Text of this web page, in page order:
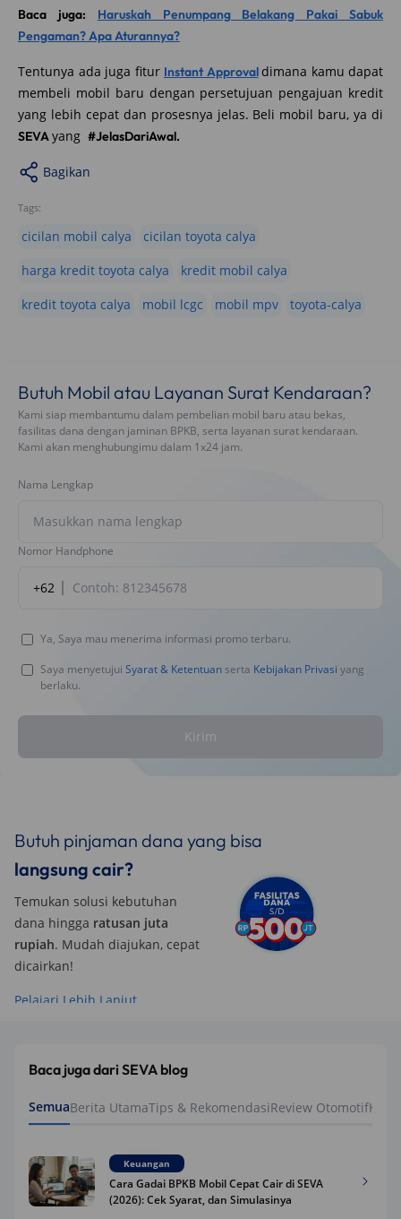
Baca juga: Haruskah Penumpang Belakang Pakai Sabuk
Pengaman? Apa Aturannya?
Tentunya ada juga fitur Instant Approvaldimana kamu dapat
membeli mobil baru dengan persetujuan pengajuan kredit
yang lebih cepat dan prosesnya jelas. Beli mobil baru, ya di
SEVAyang #JelasDariAwal.
Bagikan
Tags:
cicilan mobil calya
cicilan toyota calya
harga kredit toyota calya
kredit mobil calya
kredit toyota calya
mobil lcgc mobil mpv toyota-calya
Butuh Mobil atau Layanan Surat Kendaraan?
Kami siap membantumu dalam pembelian mobil baru atau bekas,
fasilitas dana dengan jaminan BPKB, serta layanan surat kendaraan.
Kami akan menghubungimu dalam 1x24 jam.
Nama Lengkap
Nomor Handphone
+62
Ya, Saya mau menerima informasi promo terbaru.
Saya menyetujui Syarat & Ketentuan serta Kebijakan Privasi yang
berlaku.
Kirim
Butuh pinjaman dana yang bisa
langsung cair?
Temukan solusi kebutuhan
dana hingga ratusan juta
rupiah. Mudah diajukan, cepat
dicairkan!
Pelajari Lebih Lanjut
Baca juga dari SEVA blog
SemuaBerita UtamaTips & RekomendasiReview Otomotif
Keuangan
Cara Gadai BPKB Mobil Cepat Cair di SEVA
(2026): Cek Syarat, dan Simulasinya